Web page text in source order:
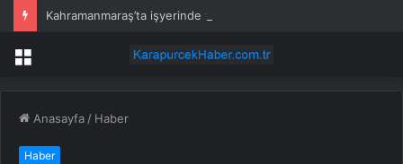
Kahramanmaraş’ta işyerinde yangın
Menü
Anasayfa / Haber
Haber